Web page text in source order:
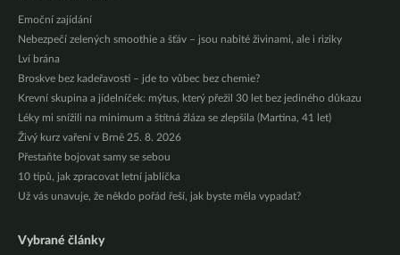
Emoční zajídání
Nebezpečí zelených smoothie a šťáv – jsou nabité živinami, ale i riziky
Lví brána
Broskve bez kadeřavosti – jde to vůbec bez chemie?
Krevní skupina a jídelníček: mýtus, který přežil 30 let bez jediného důkazu
Léky mi snížili na minimum a štítná žláza se zlepšila (Martina, 41 let)
Živý kurz vaření v Brně 25. 8. 2026
Přestaňte bojovat samy se sebou
10 tipů, jak zpracovat letní jablíčka
Už vás unavuje, že někdo pořád řeší, jak byste měla vypadat?
Vybrané články